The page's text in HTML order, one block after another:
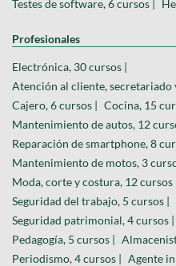
Testes de software, 6 cursos |
Profesionales
Electrónica, 30 cursos |
Atención al cliente, secretariado
Cajero, 6 cursos | Cocina, 15
Mantenimiento de autos, 12
Reparación de smartphone, 8
Mantenimiento de motos, 3
Moda, corte y costura, 12 cursos
Seguridad del trabajo, 5 cursos |
Seguridad patrimonial, 4 cursos |
Pedagogía, 5 cursos |
Periodismo, 4 cursos | Agente